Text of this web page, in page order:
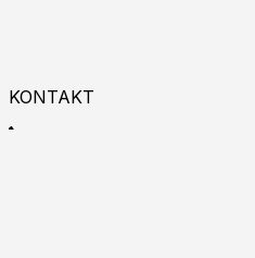
KONTAKT